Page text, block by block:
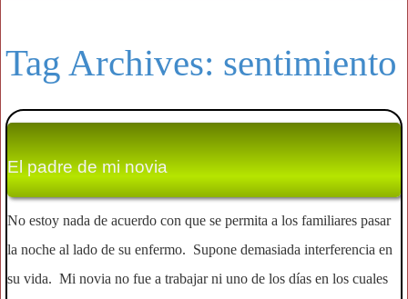
Tag Archives: sentimiento
El padre de mi novia
No estoy nada de acuerdo con que se permita a los familiares pasar
la noche al lado de su enfermo. Supone demasiada interferencia en
su vida. Mi novia no fue a trabajar ni uno de los días en los cuales